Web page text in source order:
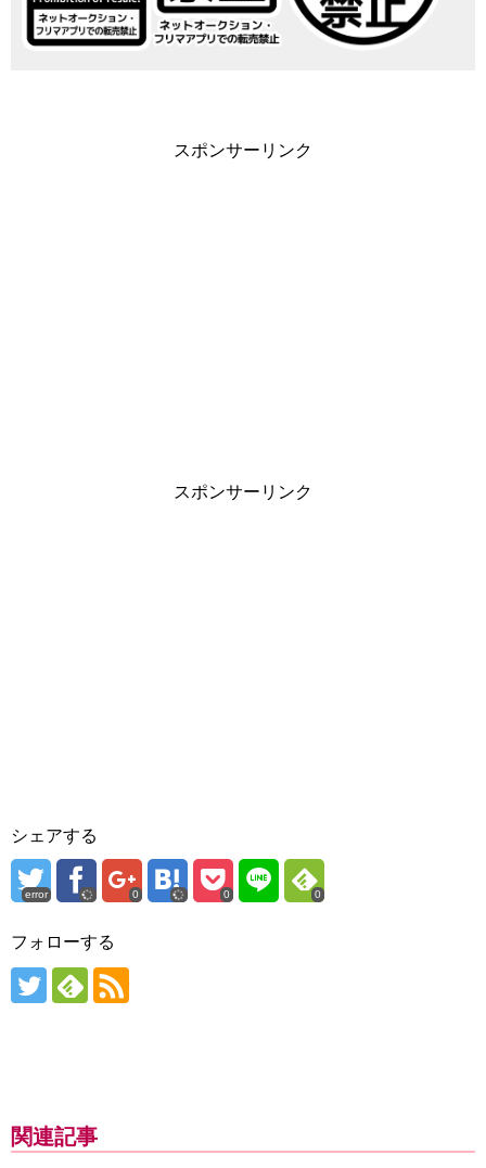
スポンサーリンク
スポンサーリンク
シェアする
error 0 0 0
フォローする
関連記事